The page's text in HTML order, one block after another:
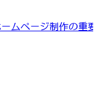
ムページ制作の重